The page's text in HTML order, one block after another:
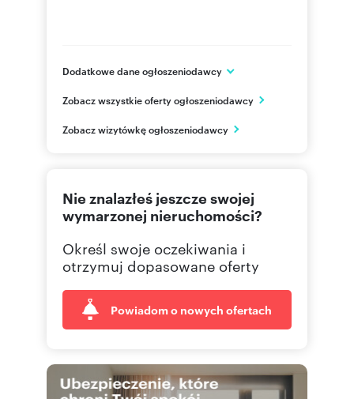
Dodatkowe dane ogłoszeniodawcy
Gdańsk
PL
Zobacz wszystkie oferty ogłoszeniodawcy
Zobacz wizytówkę ogłoszeniodawcy
Nie znalazłeś jeszcze swojej
wymarzonej nieruchomości?
Określ swoje oczekiwania i
otrzymuj dopasowane oferty
Powiadom o nowych ofertach